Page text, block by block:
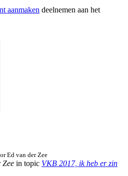
aanmaken deelnemen aan het
Ed van der Zee
Zee in topic VKB 2017, ik heb er zin